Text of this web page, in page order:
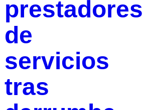
prestadores
de
servicios
tras